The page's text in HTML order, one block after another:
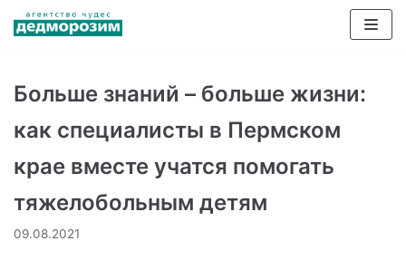
Перейти
Больше знаний – больше жизни:
как специалисты в Пермском
крае вместе учатся помогать
тяжелобольным детям
09.08.2021